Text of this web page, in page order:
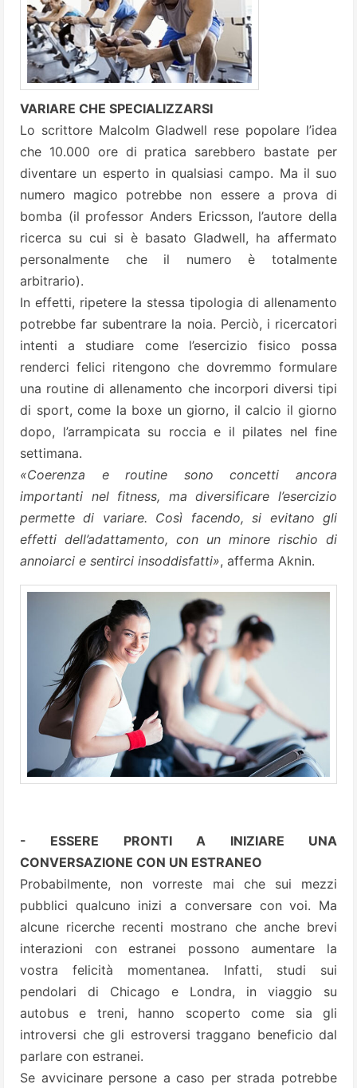
VARIARE CHE SPECIALIZZARSI
Lo scrittore Malcolm Gladwell rese popolare l’idea
che 10.000 ore di pratica sarebbero bastate per
diventare un esperto in qualsiasi campo. Ma il suo
numero magico potrebbe non essere a prova di
bomba (il professor Anders Ericsson, l’autore della
ricerca su cui si è basato Gladwell, ha affermato
personalmente che il numero è totalmente
arbitrario).
In effetti, ripetere la stessa tipologia di allenamento
potrebbe far subentrare la noia. Perciò, i ricercatori
intenti a studiare come l’esercizio fisico possa
renderci felici ritengono che dovremmo formulare
una routine di allenamento che incorpori diversi tipi
di sport, come la boxe un giorno, il calcio il giorno
dopo, l’arrampicata su roccia e il pilates nel fine
settimana.
«Coerenza e routine sono concetti ancora
importanti nel fitness, ma diversificare l’esercizio
permette di variare. Così facendo, si evitano gli
effetti dell’adattamento, con un minore rischio di
annoiarci e sentirci insoddisfatti», afferma Aknin.
- ESSERE PRONTI A INIZIARE UNA
CONVERSAZIONE CON UN ESTRANEO
Probabilmente, non vorreste mai che sui mezzi
pubblici qualcuno inizi a conversare con voi. Ma
alcune ricerche recenti mostrano che anche brevi
interazioni con estranei possono aumentare la
vostra felicità momentanea. Infatti, studi sui
pendolari di Chicago e Londra, in viaggio su
autobus e treni, hanno scoperto come sia gli
introversi che gli estroversi traggano beneficio dal
parlare con estranei.
Se avvicinare persone a caso per strada potrebbe